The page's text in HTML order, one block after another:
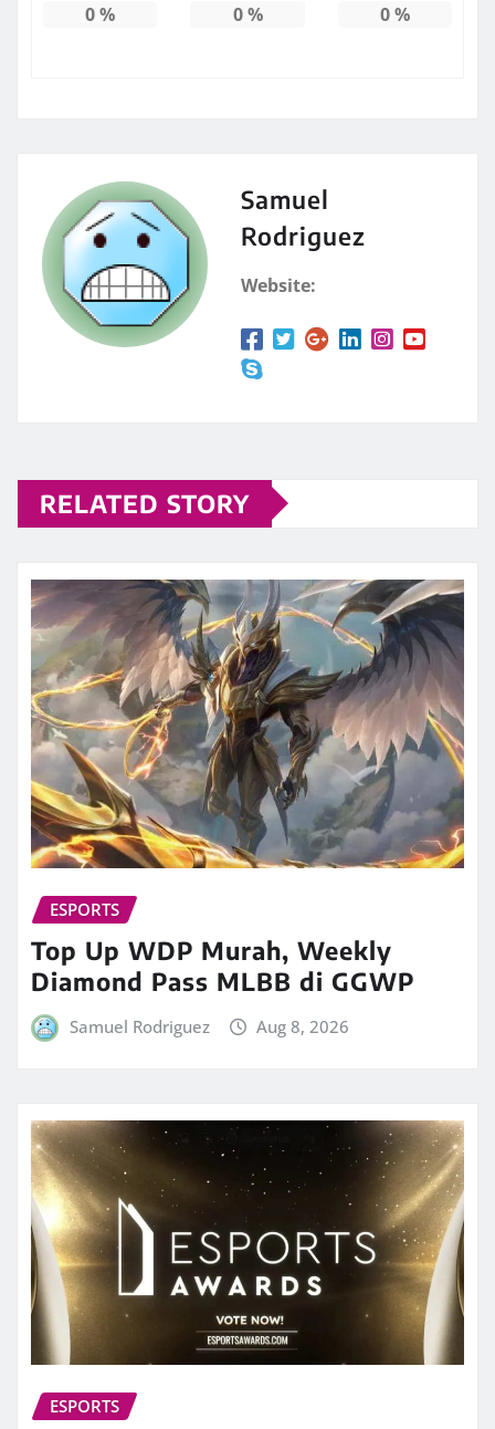
0% 0% 0%
Samuel
Rodriguez
Website:
RELATED STORY
ESPORTS
Top Up WDP Murah, Weekly
Diamond Pass MLBB di GGWP
Samuel Rodriguez Aug 8, 2026
ESPORTS